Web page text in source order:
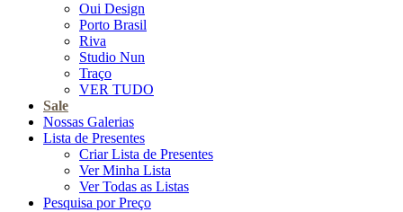
Oui Design
Porto Brasil
Riva
Studio Nun
Traço
VER TUDO
Sale
Nossas Galerias
Lista de Presentes
Criar Lista de Presentes
Ver Minha Lista
Ver Todas as Listas
Pesquisa por Preço